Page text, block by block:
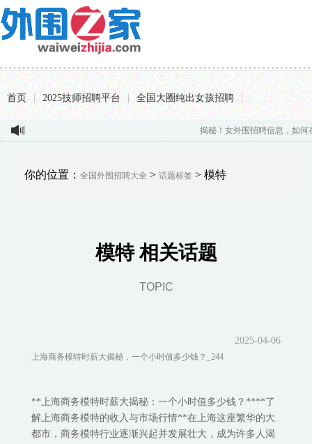
首页 | 2025技师招聘平台 | 全国大圈纯出女孩招聘 |
揭秘！女外围招聘信息，如何在
你的位置： 全国外围招聘大全 > 话题标签 > 模特
模特 相关话题
TOPIC
上海商务模特时薪大揭秘，一个小时值多少钱？_244
2025-04-06
**上海商务模特时薪大揭秘：一个小时值多少钱？****了
解上海商务模特的收入与市场行情**在上海这座繁华的大
都市，商务模特行业逐渐兴起并发展壮大，成为许多人渴